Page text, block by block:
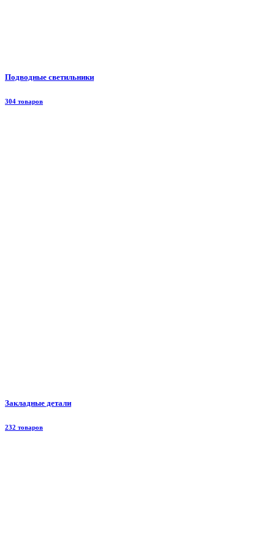
Подводные светильники
304 товаров
Закладные детали
232 товаров